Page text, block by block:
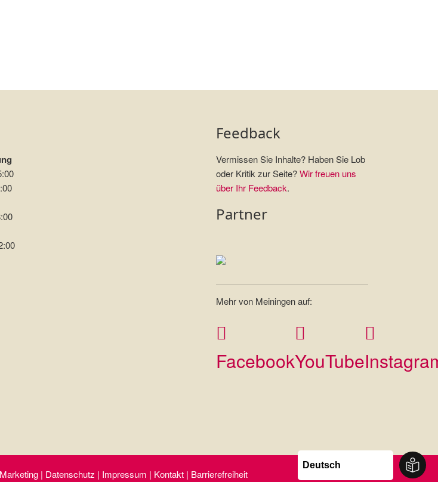
Feedback
Vermissen Sie Inhalte? Haben Sie Lob
oder Kritik zur Seite?Wir freuen uns
über Ihr Feedback.
Partner
Mehr von Meiningen auf:
FacebookYouTube
| Datenschutz | Impressum | Kontakt | Barrierefreiheit